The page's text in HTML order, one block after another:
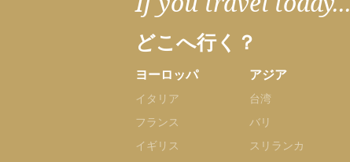
どこへ行く？
ヨーロッパ
イタリア
フランス
イギリス
アジア
台湾
バリ
スリランカ